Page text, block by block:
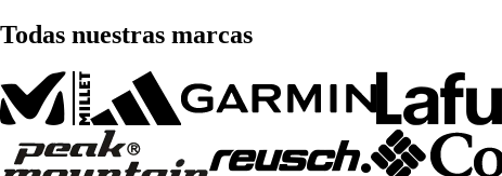
Todas nuestras marcas